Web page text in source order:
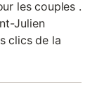
les couples .
Julien
clics de la